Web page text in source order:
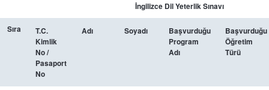
İngilizce Dil Yeterlik Sınavı
Sıra
T.C.
Kimlik
No /
Pasaport
No
Adı Soyadı
Başvurduğu
Program
Adı
Başvurduğu
Öğretim
Türü